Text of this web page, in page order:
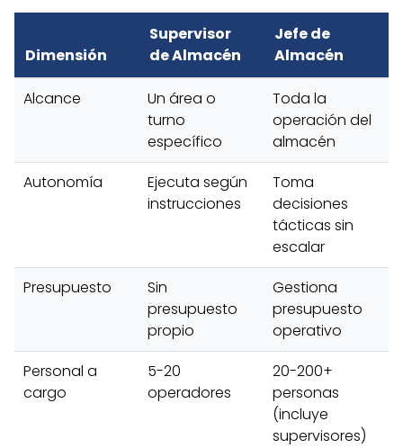
Dimensión
Supervisor
de Almacén
Jefe de
Almacén
Alcance
Un área o
turno
específico
Toda la
operación del
almacén
Autonomía
Ejecuta según
instrucciones
Toma
decisiones
tácticas sin
escalar
Presupuesto
Sin
presupuesto
propio
Gestiona
presupuesto
operativo
Personal a
cargo
5-20
operadores
20-200+
personas
(incluye
supervisores)